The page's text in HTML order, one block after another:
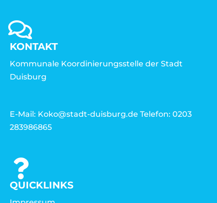
KONTAKT
Kommunale Koordinierungsstelle der Stadt
Duisburg
E-Mail: Koko@stadt-duisburg.de Telefon: 0203
283986865
QUICKLINKS